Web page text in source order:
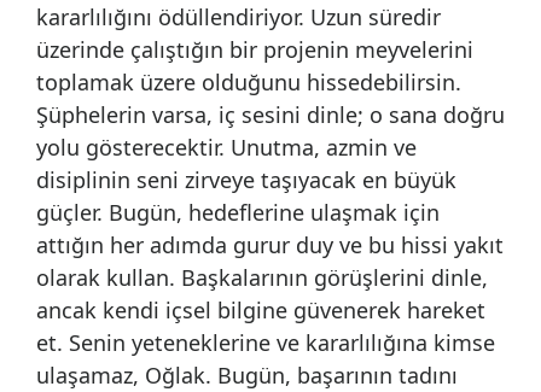
kararlılığını ödüllendiriyor. Uzun süredir
üzerinde çalıştığın bir projenin meyvelerini
toplamak üzere olduğunu hissedebilirsin.
Şüphelerin varsa, iç sesini dinle; o sana doğru
yolu gösterecektir. Unutma, azmin ve
disiplinin seni zirveye taşıyacak en büyük
güçler. Bugün, hedeflerine ulaşmak için
attığın her adımda gurur duy ve bu hissi yakıt
olarak kullan. Başkalarının görüşlerini dinle,
ancak kendi içsel bilgine güvenerek hareket
et. Senin yeteneklerine ve kararlılığına kimse
ulaşamaz, Oğlak. Bugün, başarının tadını